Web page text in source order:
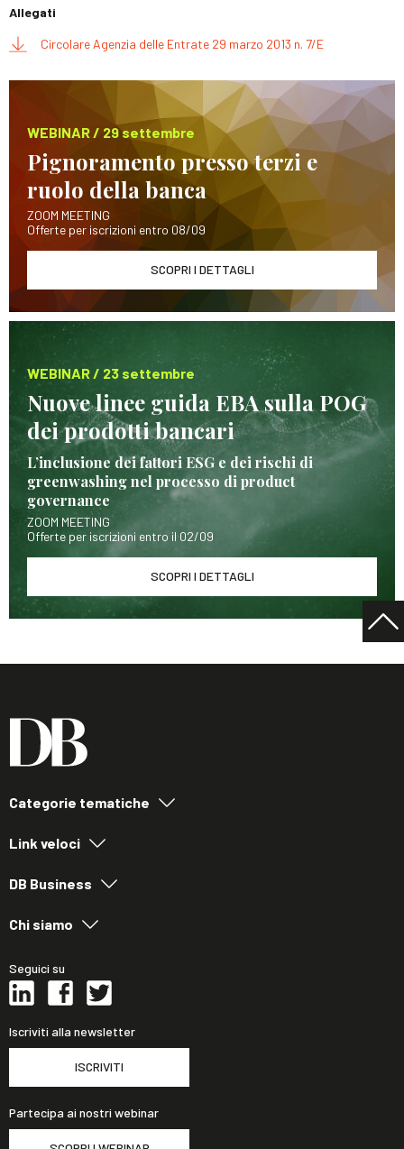
Allegati
Circolare Agenzia delle Entrate 29 marzo 2013 n. 7/E
WEBINAR / 29 settembre
Pignoramento presso terzi e
ruolo della banca
ZOOM MEETING
Offerte per iscrizioni entro 08/09
SCOPRI I DETTAGLI
WEBINAR / 23 settembre
Nuove linee guida EBA sulla POG
dei prodotti bancari
L’inclusione dei fattori ESG e dei rischi di
greenwashing nel processo di product
governance
ZOOM MEETING
Offerte per iscrizioni entro il 02/09
SCOPRI I DETTAGLI
Categorie tematiche
Link veloci
DB Business
Chi siamo
Seguici su
Iscriviti alla newsletter
ISCRIVITI
Partecipa ai nostri webinar